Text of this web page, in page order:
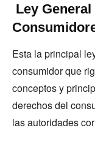
Ley
Esta la principal
consumidor que
conceptos y
derechos del
las autoridades